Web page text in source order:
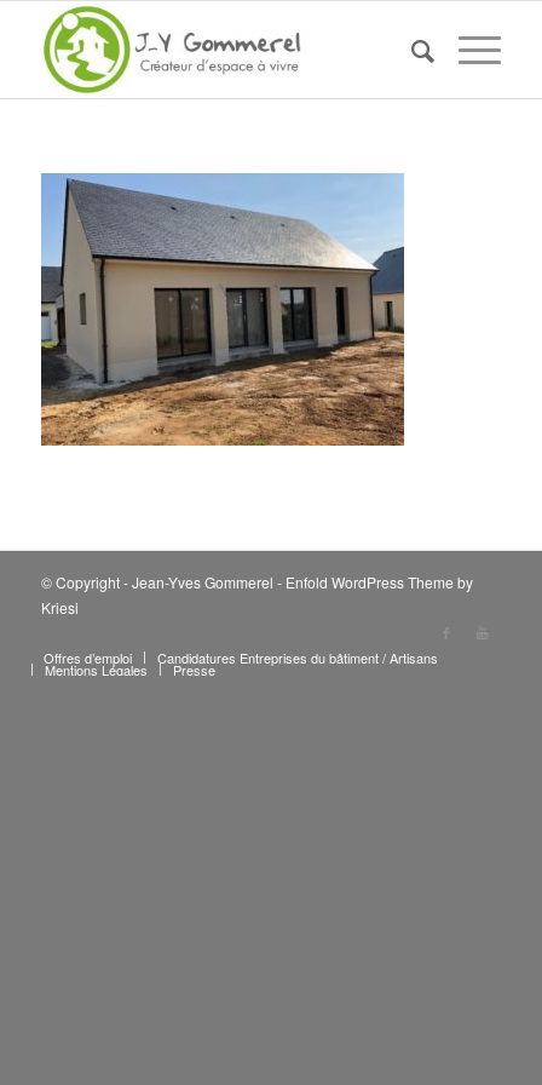
© Copyright - Jean-Yves Gommerel - Enfold WordPress Theme by
Kriesi
Offres d’emploi Candidatures Entreprises du bâtiment / Artisans
Mentions Légales Presse